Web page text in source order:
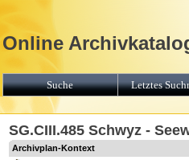
SG.CIII.485 Schwyz -
Archivplan-Kontext
Online
Suche Letztes